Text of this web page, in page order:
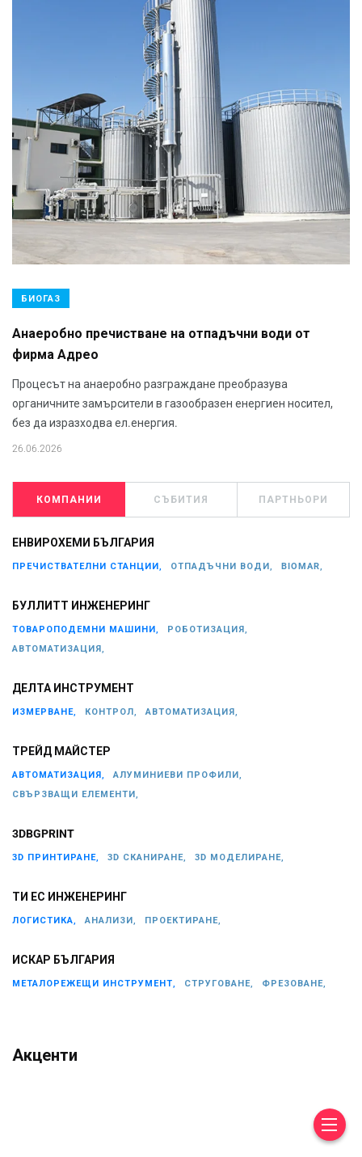
БИОГАЗ
Анаеробно пречистване на отпадъчни води от
фирма Адрео
Процесът на анаеробно разграждане преобразува
органичните замърсители в газообразен енергиен носител,
без да изразходва ел.енергия.
26.06.2026
КОМПАНИИ СЪБИТИЯ ПАРТНЬОРИ
ЕНВИРОХЕМИ БЪЛГАРИЯ
ПРЕЧИСТВАТЕЛНИ СТАНЦИИ, ОТПАДЪЧНИ ВОДИ, BIOMAR,
БУЛЛИТТ ИНЖЕНЕРИНГ
ТОВАРОПОДЕМНИ МАШИНИ,
РОБОТИЗАЦИЯ,
АВТОМАТИЗАЦИЯ,
ДЕЛТА ИНСТРУМЕНТ
ИЗМЕРВАНЕ, КОНТРОЛ, АВТОМАТИЗАЦИЯ,
ТРЕЙД МАЙСТЕР
АВТОМАТИЗАЦИЯ,
АЛУМИНИЕВИ ПРОФИЛИ,
СВЪРЗВАЩИ ЕЛЕМЕНТИ,
3DBGPRINT
3D ПРИНТИРАНЕ, 3D СКАНИРАНЕ, 3D МОДЕЛИРАНЕ,
ТИ ЕС ИНЖЕНЕРИНГ
ЛОГИСТИКА, АНАЛИЗИ, ПРОЕКТИРАНЕ,
ИСКАР БЪЛГАРИЯ
МЕТАЛОРЕЖЕЩИ ИНСТРУМЕНТ, СТРУГОВАНЕ, ФРЕЗОВАНЕ,
Акценти